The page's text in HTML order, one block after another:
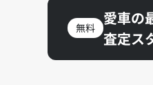
無料
愛車の
査定ス